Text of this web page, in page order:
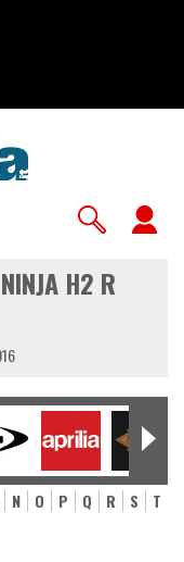
H2 R
N O P Q R S
T